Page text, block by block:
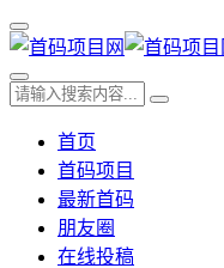
首页
首码项目
最新首码
朋友圈
在线投稿